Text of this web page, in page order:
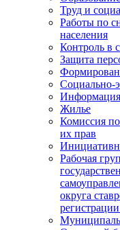
Труд и
Работы по
населения
Контроль в
Защита
Социально-
Жилье
Комиссия
их прав
Рабочая
округа